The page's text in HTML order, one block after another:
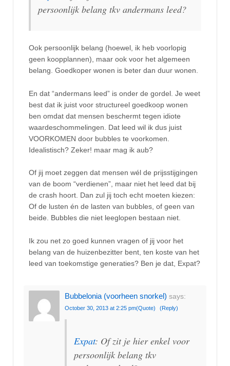
persoonlijk belang tkv andermans leed?
Ook persoonlijk belang (hoewel, ik heb voorlopig
geen koopplannen), maar ook voor het algemeen
belang. Goedkoper wonen is beter dan duur wonen.
En dat “andermans leed” is onder de gordel. Je weet
best dat ik juist voor structureel goedkoop wonen
ben omdat dat mensen beschermt tegen idiote
waardeschommelingen. Dat leed wil ik dus juist
VOORKOMEN door bubbles te voorkomen.
Idealistisch? Zeker! maar mag ik aub?
Of jij moet zeggen dat mensen wél de prijsstijgingen
van de boom “verdienen”, maar niet het leed dat bij
de crash hoort. Dan zul jij toch echt moeten kiezen:
Of de lusten én de lasten van bubbles, of geen van
beide. Bubbles die niet leeglopen bestaan niet.
Ik zou net zo goed kunnen vragen of jij voor het
belang van de huizenbezitter bent, ten koste van het
leed van toekomstige generaties? Ben je dat, Expat?
Bubbelonia (voorheen snorkel) says:
October 30, 2013 at 2:25 pm(Quote) (Reply)
Expat: Of zit je hier enkel voor
persoonlijk belang tkv